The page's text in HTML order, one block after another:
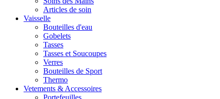
Articles de soin
Vaisselle
Bouteilles d'eau
Gobelets
Tasses
Tasses et Soucoupes
Verres
Bouteilles de Sport
Thermo
Vetements & Accessoires